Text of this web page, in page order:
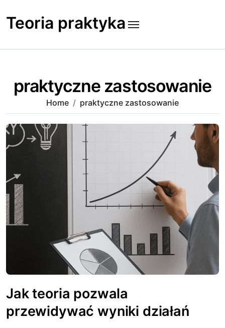
to
content
Teoria praktyka
praktyczne zastosowanie
Home praktyczne zastosowanie
Jak teoria pozwala
przewidywać wyniki działań